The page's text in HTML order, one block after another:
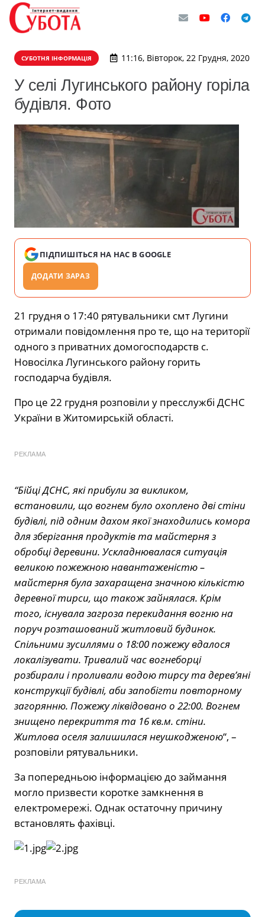
СУБОТНЯ ІНФОРМАЦІЯ 11:16, Вівторок, 22 Грудня, 2020
У селі Лугинського району горіла
будівля. Фото
ПІДПИШІТЬСЯ НА НАС В GOOGLE
ДОДАТИ ЗАРАЗ
21 грудня о 17:40 рятувальники смт Лугини
отримали повідомлення про те, що на території
одного з приватних домогосподарств с.
Новосілка Лугинського району горить
господарча будівля.
Про це 22 грудня розповіли у пресслужбі ДСНС
України в Житомирській області.
РЕКЛАМА
“Бійці ДСНС, які прибули за викликом,
встановили, що вогнем було охоплено дві стіни
будівлі, під одним дахом якої знаходились комора
для зберігання продуктів та майстерня з
обробці деревини. Ускладнювалася ситуація
великою пожежною навантаженістю –
майстерня була захаращена значною кількістю
деревної тирси, що також зайнялася. Крім
того, існувала загроза перекидання вогню на
поруч розташований житловий будинок.
Спільними зусиллями о 18:00 пожежу вдалося
локалізувати. Тривалий час вогнеборці
розбирали і проливали водою тирсу та дерев’яні
конструкції будівлі, аби запобігти повторному
загорянню. Пожежу ліквідовано о 22:00. Вогнем
знищено перекриття та 16 кв.м. стіни.
Житлова оселя залишилася неушкодженою“, –
розповіли рятувальники.
За попередньою інформацією до займання
могло призвести коротке замкнення в
електромережі. Однак остаточну причину
встановлять фахівці.
РЕКЛАМА